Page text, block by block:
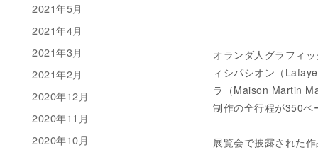
オランダ人グラフィ
ィシパシオン（
ラ（Maison Martin
制作の全行程が350ペ
展覧会で披露された
2021年5月
2021年4月
2021年3月
2021年2月
2020年12月
2020年11月
2020年10月